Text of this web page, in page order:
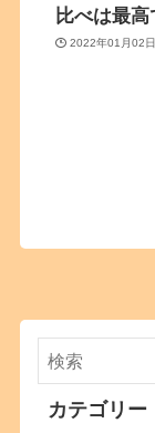
比べは最
2022年01月02
カテゴリー